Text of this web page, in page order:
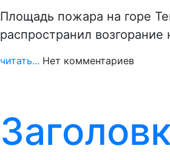
Площадь пожара на горе
распространил
читать... Нет комментариев